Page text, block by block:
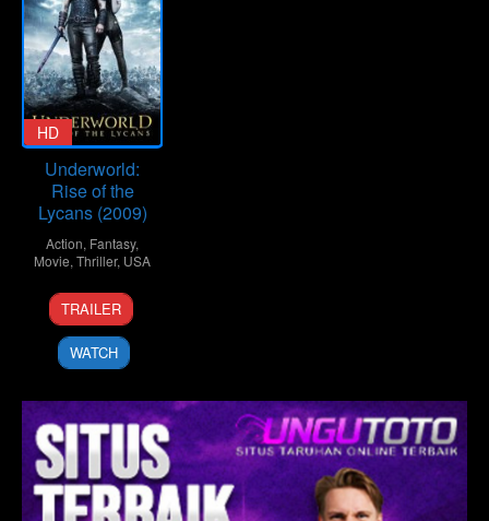
HD
Underworld:
Rise of the
Lycans (2009)
Action, Fantasy,
Movie,Thriller, USA
22
Jan
2009
Patrick
Tatopoulos
TRAILER
WATCH